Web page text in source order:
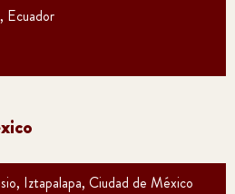
Ecuador
Iztapalapa, Ciudad de México